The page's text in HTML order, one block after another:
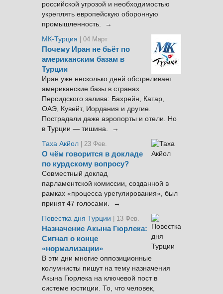
российской угрозой и необходимостью
укреплять европейскую оборонную
промышленность. →
МК-Турция
| 04 Март
Почему Иран не бьёт по
американским базам в
Турции
Иран уже несколько дней обстреливает
американские базы в странах
Персидского залива: Бахрейн, Катар,
ОАЭ, Кувейт, Иордания и другие.
Пострадали даже аэропорты и отели. Но
в Турции — тишина. →
Таха Акйол | 23 Фев.
О чём говорится в докладе
по курдскому вопросу?
Совместный доклад
парламентской комиссии, созданной в
рамках «процесса урегулирования», был
принят 47 голосами. →
Повестка дня Турции
| 13 Фев.
Назначение Акына Гюрлека:
Сигнал о конце
«нормализации»
В эти дни многие оппозиционные
колумнисты пишут на тему назначения
Акына Гюрлека на ключевой пост в
системе юстиции. То, что человек,